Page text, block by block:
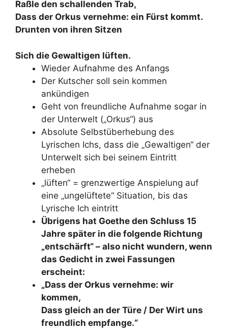
Raßle den schallenden Trab,
Dass der Orkus vernehme: ein Fürst kommt.
Drunten von ihren Sitzen
Sich die Gewaltigen lüften.
Wieder Aufnahme des Anfangs
Der Kutscher soll sein kommen
ankündigen
Geht von freundliche Aufnahme sogar in
der Unterwelt („Orkus“) aus
Absolute Selbstüberhebung des
Lyrischen Ichs, dass die „Gewaltigen“ der
Unterwelt sich bei seinem Eintritt
erheben
„lüften“ = grenzwertige Anspielung auf
eine „ungelüftete“ Situation, bis das
Lyrische Ich eintritt
Übrigens hat Goethe den Schluss 15
Jahre später in die folgende Richtung
„entschärft“ – also nicht wundern, wenn
das Gedicht in zwei Fassungen
erscheint:
„Dass der Orkus vernehme: wir
kommen,
Dass gleich an der Türe / Der Wirt uns
freundlich empfange.“